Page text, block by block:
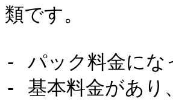
類です。
- パック料金にな
- 基本料金があり